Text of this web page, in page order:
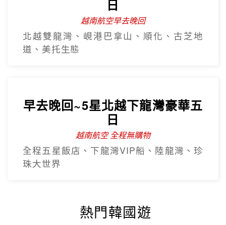
日
越南航空早去晚回
北越雙龍灣、峴港巴拿山、順化、古芝地
道、美托生態
早去晚回~5星北越下龍灣豪華五
日
越南航空 全程無購物
全程五星飯店、下龍灣VIP船、陸龍灣、珍
珠大世界
熱門韓國遊